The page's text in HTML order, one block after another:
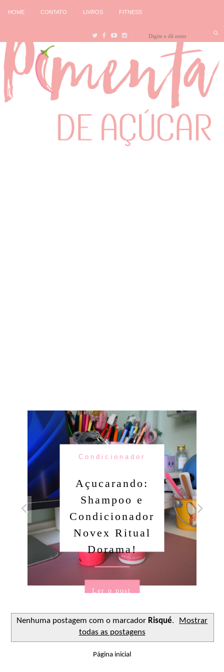
HOME CONTATO LIVROS FITNESS
Condicionador
Açucarando:
Shampoo e
Condicionador
Novex Ritual
Dorama!
Ler o post
Nenhuma postagem com o marcador Risqué.
Mostrar
todas as postagens
Página inicial